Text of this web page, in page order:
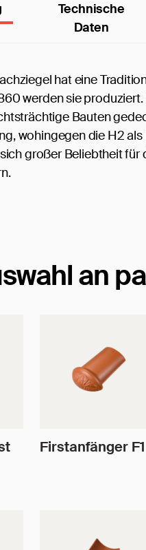
Technische
Daten
hat eine
werden sie
Bauten
wohingegen die H2
großer Beliebtheit
an
Firstanfänger F1